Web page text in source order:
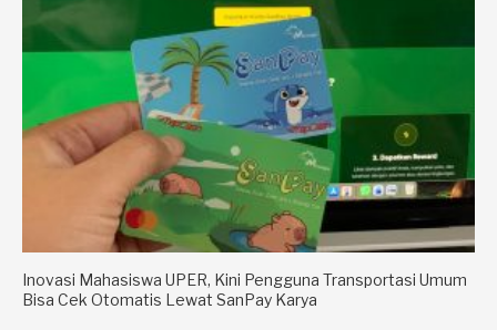
Inovasi Mahasiswa UPER, Kini Pengguna Transportasi Umum
Bisa Cek Otomatis Lewat SanPay Karya